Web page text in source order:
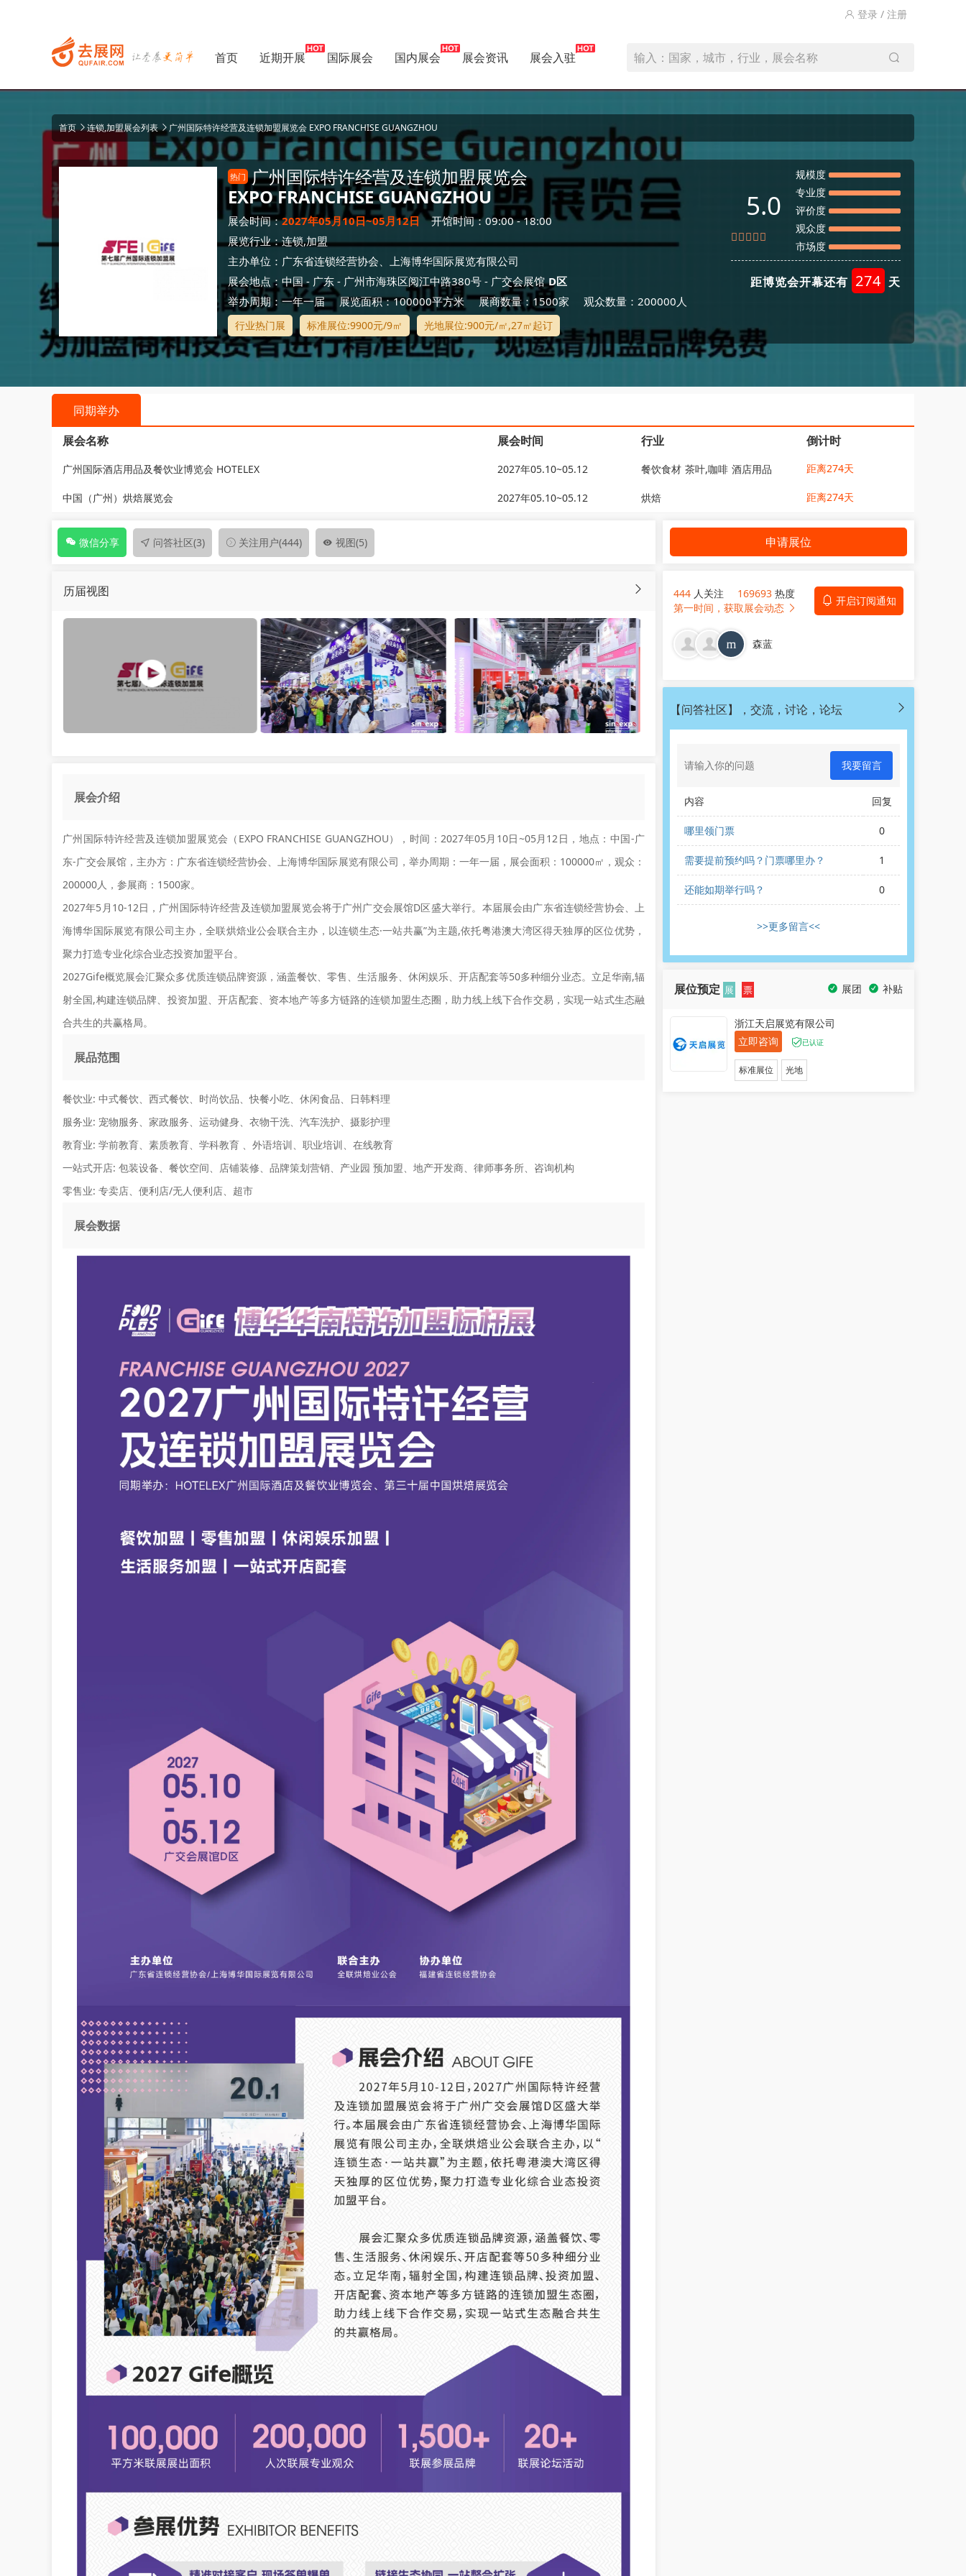
登录 / 注册
首页 近期开展 国际展会 国内展会 展会资讯 展会入驻 输入：国家，城市，行业，展会名称
首页 连锁,加盟展会列表 广州国际特许经营及连锁加盟展览会 EXPO FRANCHISE GUANGZHOU
热门 广州国际特许经营及连锁加盟展览会
EXPO FRANCHISE GUANGZHOU
展会时间：2027年05月10日~05月12日
开馆时间：09:00 - 18:00
展览行业：连锁,加盟
主办单位： 广东省连锁经营协会、上海博华国际展览有限公司
展会地点： 中国- 广东 - 广州市海珠区阅江中路380号 - 广交会展馆 D区
举办周期：一年一届
展览面积：100000平方米 展商数量：1500家 观众数量：200000人
行业热门展 标准展位:9900元/9㎡ 光地展位:900元/㎡,27㎡起订
5.0
规模度
专业度
评价度
观众度
市场度
距博览会开幕还有 274 天
同期举办
展会名称
展会时间 行业 倒计时
广州国际酒店用品及餐饮业博览会 HOTELEX 2027年05.10~05.12 餐饮食材 茶叶,咖啡 酒店用品 距离274天
中国（广州）烘焙展览会 2027年05.10~05.12 烘焙 距离274天
微信分享 问答社区(3) 关注用户(444) 视图(5)
历届视图
展会介绍
广州国际特许经营及连锁加盟展览会（EXPO FRANCHISE GUANGZHOU），时间：2027年05月10日~05月12日，地点：中国-广
东-广交会展馆，主办方：广东省连锁经营协会、上海博华国际展览有限公司，举办周期：一年一届，展会面积：100000㎡，观众：
200000人，参展商：1500家。
2027年5月10-12日，广州国际特许经营及连锁加盟展览会将于广州广交会展馆D区盛大举行。本届展会由广东省连锁经营协会、上
海博华国际展览有限公司主办，全联烘焙业公会联合主办，以连锁生态·一站共赢”为主题,依托粤港澳大湾区得天独厚的区位优势，
聚力打造专业化综合业态投资加盟平台。
2027Gife概览展会汇聚众多优质连锁品牌资源，涵盖餐饮、零售、生活服务、休闲娱乐、开店配套等50多种细分业态。立足华南,辐
射全国,构建连锁品牌、投资加盟、开店配套、资本地产等多方链路的连锁加盟生态圈，助力线上线下合作交易，实现一站式生态融
合共生的共赢格局。
展品范围
餐饮业: 中式餐饮、西式餐饮、时尚饮品、快餐小吃、休闲食品、日韩料理
服务业: 宠物服务、家政服务、运动健身、衣物干洗、汽车洗护、摄影护理
教育业: 学前教育、素质教育、学科教育 、外语培训、职业培训、在线教育
一站式开店: 包装设备、餐饮空间、店铺装修、品牌策划营销、产业园 预加盟、地产开发商、律师事务所、咨询机构
零售业: 专卖店、便利店/无人便利店、超市
展会数据
申请展位
444 人关注 169693 热度
开启订阅通知
第一时间，获取展会动态
森蓝
【问答社区】，交流，讨论，论坛
我要留言
内容 回复
哪里领门票 0
需要提前预约吗？门票哪里办？ 1
还能如期举行吗？ 0
>>更多留言<<
展位预定 展 票 补贴
展团
浙江天启展览有限公司
立即咨询
已认证
标准展位 光地